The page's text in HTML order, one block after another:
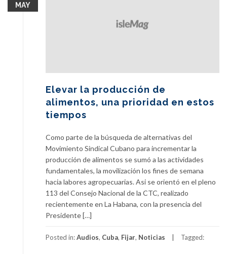
MAY
Elevar la producción de
alimentos, una prioridad en estos
tiempos
Como parte de la búsqueda de alternativas del
Movimiento Sindical Cubano para incrementar la
producción de alimentos se sumó a las actividades
fundamentales, la movilización los fines de semana
hacia labores agropecuarias. Asi se orientó en el pleno
113 del Consejo Nacional de la CTC, realizado
recientemente en La Habana, con la presencia del
Presidente […]
Posted in:Audios, Cuba, Fijar, Noticias Tagged: